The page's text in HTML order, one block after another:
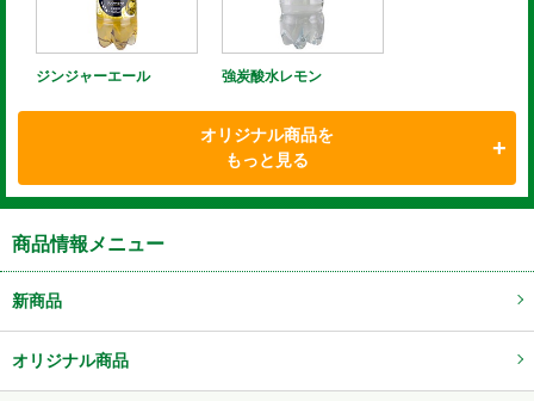
ジンジャーエール 強炭酸水レモン
オリジナル商品を
もっと見る
商品情報メニュー
新商品
オリジナル商品